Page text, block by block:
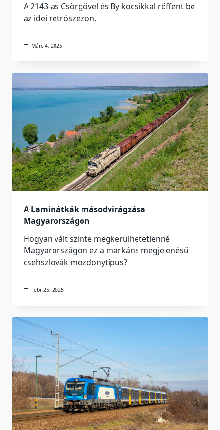
A 2143-as Csörgővel és By kocsikkal röffent be
az idei retrószezon.
Márc 4, 2025
A Laminátkák másodvirágzása
Magyarországon
Hogyan vált szinte megkerülhetetlenné
Magyarországon ez a markáns megjelenésű
csehszlovák mozdonytípus?
Febr 25, 2025